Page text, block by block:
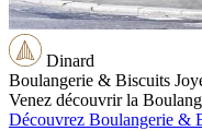
Dinard
Boulangerie & Biscuits
Venez découvrir la
Découvrez Boulangerie &